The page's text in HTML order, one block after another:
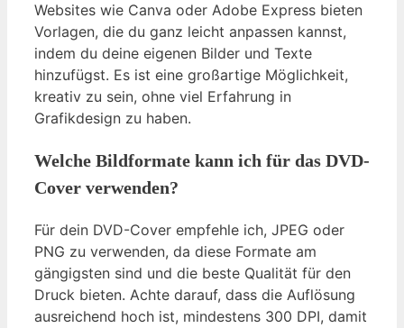
Websites wie Canva oder Adobe Express bieten
Vorlagen, die du ganz leicht anpassen kannst,
indem du deine eigenen Bilder und Texte
hinzufügst. Es ist eine großartige Möglichkeit,
kreativ zu sein, ohne viel Erfahrung in
Grafikdesign zu haben.
Welche Bildformate kann ich für das DVD-
Cover verwenden?
Für dein DVD-Cover empfehle ich, JPEG oder
PNG zu verwenden, da diese Formate am
gängigsten sind und die beste Qualität für den
Druck bieten. Achte darauf, dass die Auflösung
ausreichend hoch ist, mindestens 300 DPI, damit